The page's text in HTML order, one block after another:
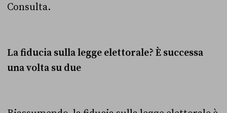
Consulta.
La fiducia sulla legge elettorale? È successa
una volta su due